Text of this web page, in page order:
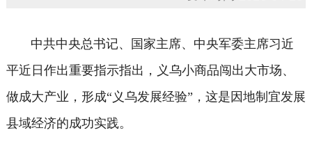
中共中央总书记、国家主席、中央军委主席习近
平近日作出重要指示指出，义乌小商品闯出大市场、
做成大产业，形成“义乌发展经验”，这是因地制宜发展
县域经济的成功实践。